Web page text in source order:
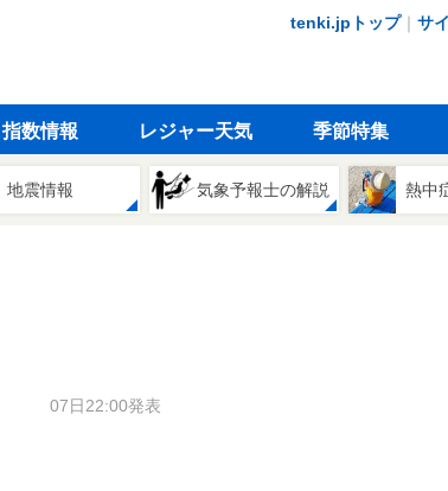
tenki.jpトップ｜ サ
指数情報 レジャー天気 季節特集
地震情報 気象予報士の解説 熱中
07日22:00発表